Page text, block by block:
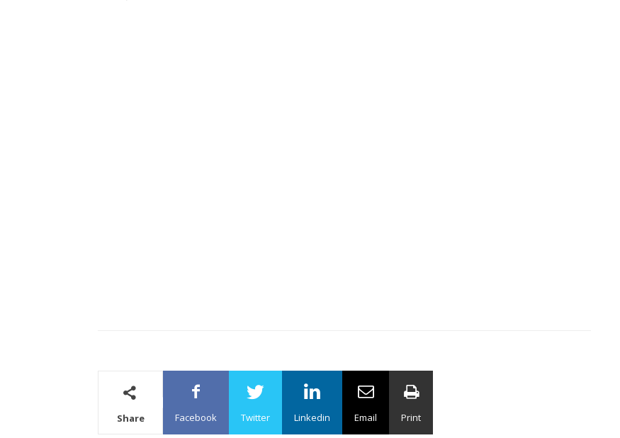
Share Facebook Twitter Linkedin Email Print